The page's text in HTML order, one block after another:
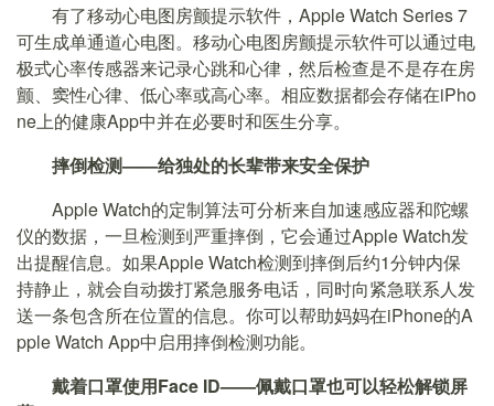
有了移动心电图房颤提示软件，Apple Watch Series 7
可生成单通道心电图。移动心电图房颤提示软件可以通过电
极式心率传感器来记录心跳和心律，然后检查是不是存在房
颤、窦性心律、低心率或高心率。相应数据都会存储在iPho
ne上的健康App中并在必要时和医生分享。
摔倒检测——给独处的长辈带来安全保护
Apple Watch的定制算法可分析来自加速感应器和陀螺
仪的数据，一旦检测到严重摔倒，它会通过Apple Watch发
出提醒信息。如果Apple Watch检测到摔倒后约1分钟内保
持静止，就会自动拨打紧急服务电话，同时向紧急联系人发
送一条包含所在位置的信息。你可以帮助妈妈在iPhone的A
pple Watch App中启用摔倒检测功能。
戴着口罩使用Face ID——佩戴口罩也可以轻松解锁屏